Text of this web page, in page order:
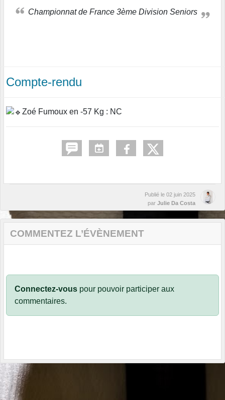
Championnat de France 3ème Division Seniors
Compte-rendu
Zoé Fumoux en -57 Kg : NC
Publié le 02 juin 2025
par Julie Da Costa
COMMENTEZ L’ÉVÈNEMENT
Connectez-vous pour pouvoir participer aux
commentaires.